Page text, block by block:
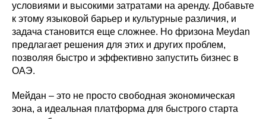
условиями и высокими затратами на аренду. Добавьте
к этому языковой барьер и культурные различия, и
задача становится еще сложнее. Но фризона Meydan
предлагает решения для этих и других проблем,
позволяя быстро и эффективно запустить бизнес в
ОАЭ.
Мейдан – это не просто свободная экономическая
зона, а идеальная платформа для быстрого старта